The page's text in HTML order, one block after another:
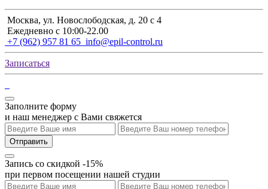
Москва, ул. Новослободская, д. 20 с 4
Ежедневно с 10:00-22.00
+7 (962) 957 81 65 info@epil-control.ru
Записаться
Заполните форму
и наш менеджер с Вами свяжется
Отправить
Запись со скидкой -15%
при первом посещении нашей студии